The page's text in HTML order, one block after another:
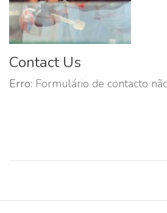
Contact Us
Erro: Formulário de contacto